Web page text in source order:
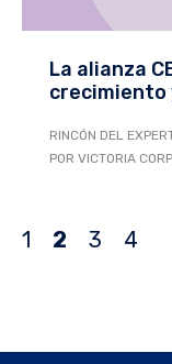
La alianza
crecimiento
RINCÓN DEL
POR VICTORIA
1 2 3 4